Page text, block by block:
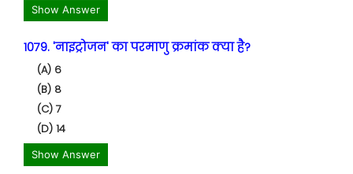
Show Answer
1079. 'नाइट्रोजन' का परमाणु क्रमांक क्या है?
(A) 6
(B) 8
(C) 7
(D) 14
Show Answer